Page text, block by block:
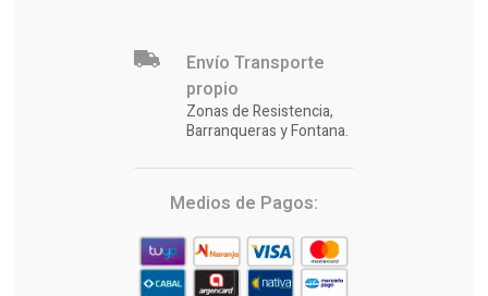
Envío Transporte
propio
Zonas de Resistencia,
Barranqueras y Fontana.
Medios de Pagos: